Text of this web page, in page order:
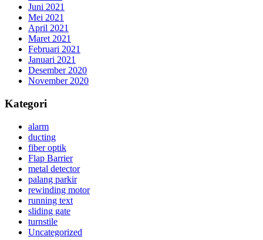
Juni 2021
Mei 2021
April 2021
Maret 2021
Februari 2021
Januari 2021
Desember 2020
November 2020
Kategori
alarm
ducting
fiber optik
Flap Barrier
metal detector
palang parkir
rewinding motor
running text
sliding gate
turnstile
Uncategorized